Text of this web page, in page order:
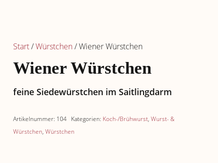
Start/Würstchen/ Wiener Würstchen
Wiener Würstchen
feine Siedewürstchen im Saitlingdarm
Artikelnummer: 104 Kategorien: Koch-/Brühwurst,Wurst- &
Würstchen, Würstchen